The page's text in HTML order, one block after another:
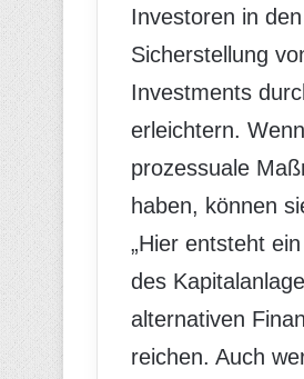
Investoren in
Sicherstellung
Investments
erleichtern.
prozessuale
haben, können
„Hier entsteht
des
alternativen
reichen. Auch